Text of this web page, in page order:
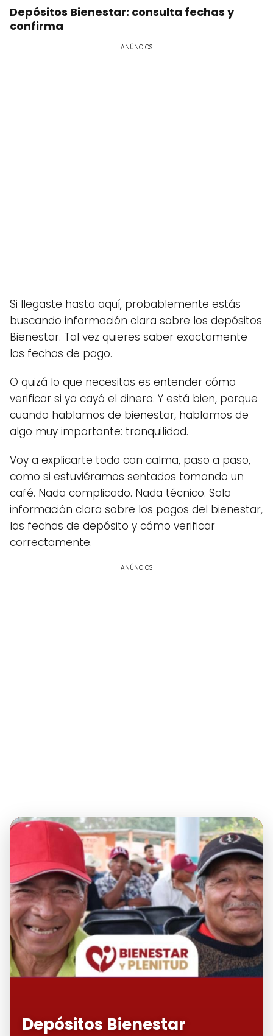
Depósitos Bienestar: consulta fechas y
confirma
ANÚNCIOS
Si llegaste hasta aquí, probablemente estás
buscando información clara sobre los depósitos
Bienestar. Tal vez quieres saber exactamente
las fechas de pago.
O quizá lo que necesitas es entender cómo
verificar si ya cayó el dinero. Y está bien, porque
cuando hablamos de bienestar, hablamos de
algo muy importante: tranquilidad.
Voy a explicarte todo con calma, paso a paso,
como si estuviéramos sentados tomando un
café. Nada complicado. Nada técnico. Solo
información clara sobre los pagos del bienestar,
las fechas de depósito y cómo verificar
correctamente.
ANÚNCIOS
Depósitos Bienestar